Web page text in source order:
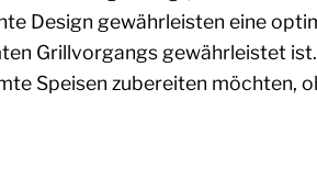
Design gewährleisten eine
Grillvorgangs gewährleistet
Speisen zubereiten möchten,